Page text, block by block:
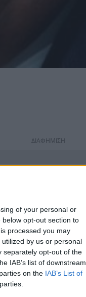
of your personal or
opt-out section to
processed you may
by us or personal
separately opt-out of the
IAB’s list of downstream
on the IAB’s List of
ΔΙΑΦΗΜΙΣΗ